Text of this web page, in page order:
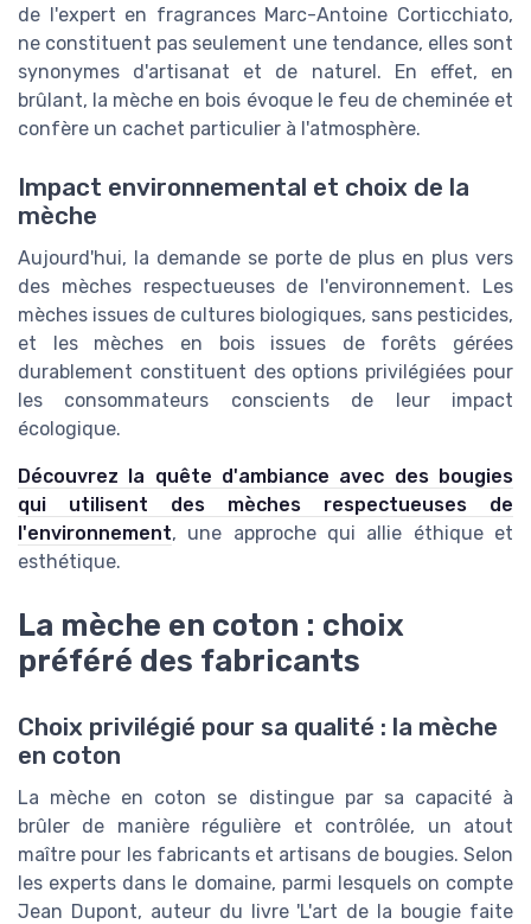
de l'expert en fragrances Marc-Antoine Corticchiato,
ne constituent pas seulement une tendance, elles sont
synonymes d'artisanat et de naturel. En effet, en
brûlant, la mèche en bois évoque le feu de cheminée et
confère un cachet particulier à l'atmosphère.
Impact environnemental et choix de la
mèche
Aujourd'hui, la demande se porte de plus en plus vers
des mèches respectueuses de l'environnement. Les
mèches issues de cultures biologiques, sans pesticides,
et les mèches en bois issues de forêts gérées
durablement constituent des options privilégiées pour
les consommateurs conscients de leur impact
écologique.
Découvrez la quête d'ambiance avec des bougies
qui utilisent des mèches respectueuses de
l'environnement, une approche qui allie éthique et
esthétique.
La mèche en coton : choix
préféré des fabricants
Choix privilégié pour sa qualité : la mèche
en coton
La mèche en coton se distingue par sa capacité à
brûler de manière régulière et contrôlée, un atout
maître pour les fabricants et artisans de bougies. Selon
les experts dans le domaine, parmi lesquels on compte
Jean Dupont, auteur du livre 'L'art de la bougie faite